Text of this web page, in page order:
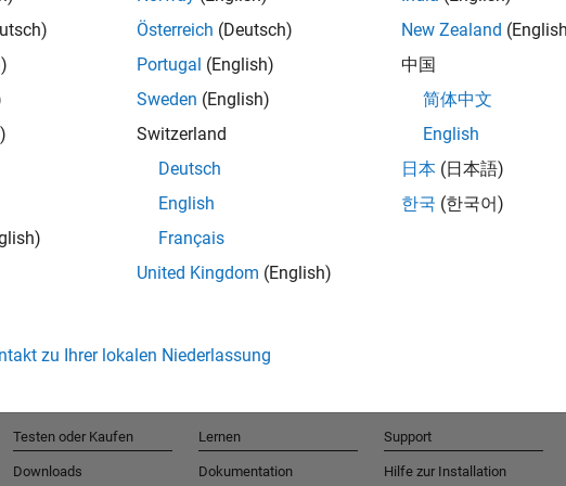
Talent Network
Erhalten Sie personalisierte
und
Österreich (Deutsch)
Portugal (English)
Sweden (English)
Switzerland
Deutsch
English
Français
United Kingdom (English)
New Zealand
中国
简体中文
English
日本 (日本語)
한국 (한국어)
zu Ihrer lokalen Niederlassung
Testen oder Kaufen
Downloads
Lernen
Dokumentation
Support
Hilfe zur Installation